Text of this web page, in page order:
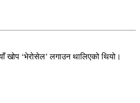
खोप ‘भेरोसेल’ लगाउन थालिएको थियो।